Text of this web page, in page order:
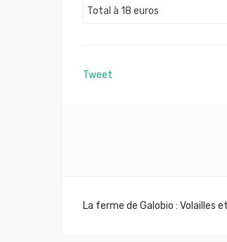
Total à 18 euros
Tweet
La ferme de Galobio : Volailles